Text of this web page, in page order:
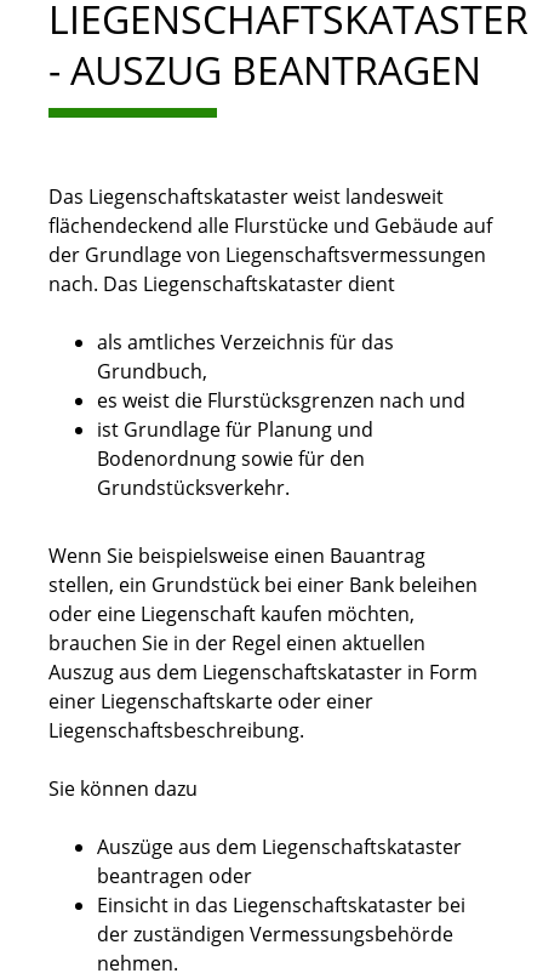
LIEGENSCHAFTSKATASTER
- AUSZUG BEANTRAGEN
Das Liegenschaftskataster weist landesweit
flächendeckend alle Flurstücke und Gebäude auf
der Grundlage von Liegenschaftsvermessungen
nach. Das Liegenschaftskataster dient
als amtliches Verzeichnis für das
Grundbuch,
es weist die Flurstücksgrenzen nach und
ist Grundlage für Planung und
Bodenordnung sowie für den
Grundstücksverkehr.
Wenn Sie beispielsweise einen Bauantrag
stellen, ein Grundstück bei einer Bank beleihen
oder eine Liegenschaft kaufen möchten,
brauchen Sie in der Regel einen aktuellen
Auszug aus dem Liegenschaftskataster in Form
einer Liegenschaftskarte oder einer
Liegenschaftsbeschreibung.
Sie können dazu
Auszüge aus dem Liegenschaftskataster
beantragen oder
Einsicht in das Liegenschaftskataster bei
der zuständigen Vermessungsbehörde
nehmen.